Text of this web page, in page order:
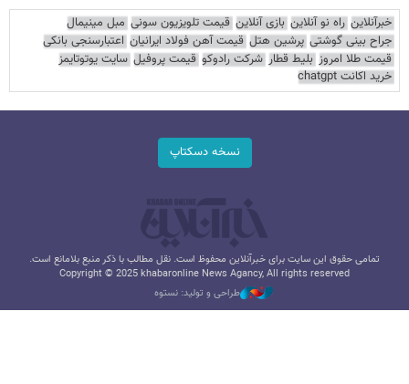
خبرآنلاین راه نو آنلاین بازی آنلاین قیمت تلویزیون سونی مبل مینیمال
جراح بینی گوشتی پرشین هتل قیمت آهن فولاد ایرانیان اعتبارسنجی بانکی
قیمت طلا امروز بلیط قطار شرکت رادوکو قیمت پروفیل سایت یوتوتایمز
خرید اکانت chatgpt
نسخه دسکتاپ
تمامی حقوق این سایت برای خبرآنلاین محفوظ است. نقل مطالب با ذکر منبع بلامانع است.
Copyright © 2025 khabaronline News Agancy, All rights reserved
طراحی و تولید: نستوه